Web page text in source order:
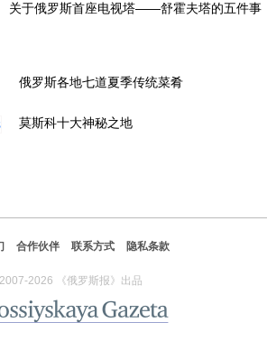
关于俄罗斯首座电视塔——舒霍夫塔的五件事
俄罗斯各地七道夏季传统菜肴
莫斯科十大神秘之地
合作伙伴 联系方式 隐私条款
2026 《俄罗斯报》出品